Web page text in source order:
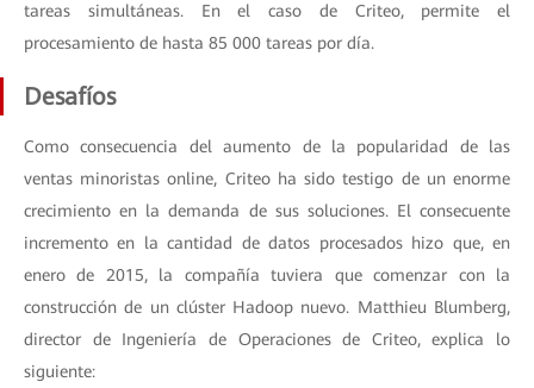
tareas simultáneas. En el caso de Criteo, permite el
procesamiento de hasta 85 000 tareas por día.
Desafíos
Como consecuencia del aumento de la popularidad de las
ventas minoristas online, Criteo ha sido testigo de un enorme
crecimiento en la demanda de sus soluciones. El consecuente
incremento en la cantidad de datos procesados hizo que, en
enero de 2015, la compañía tuviera que comenzar con la
construcción de un clúster Hadoop nuevo. Matthieu Blumberg,
director de Ingeniería de Operaciones de Criteo, explica lo
siguiente: